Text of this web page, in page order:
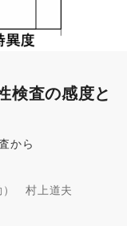
検査の感度と
から
村上道夫